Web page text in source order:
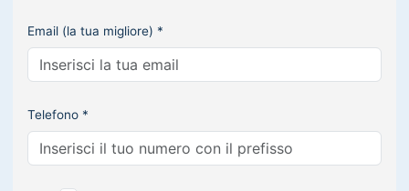
Email (la tua migliore) *
Telefono *